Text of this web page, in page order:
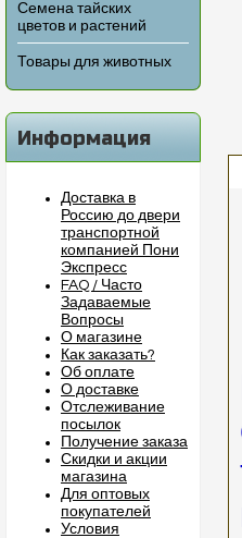
Семена тайских
цветов и растений
Товары для животных
Информация
Доставка в
Россию до двери
транспортной
компанией Пони
Экспресс
FAQ / Часто
Задаваемые
Вопросы
О магазине
Как заказать?
Об оплате
О доставке
Отслеживание
посылок
Получение заказа
Скидки и акции
магазина
Для оптовых
покупателей
Условия